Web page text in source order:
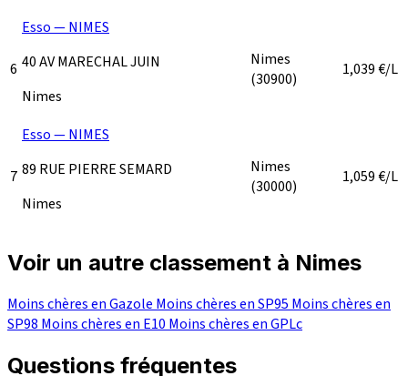
6
Esso — NIMES
40 AV MARECHAL JUIN
Nimes
Nimes
(30900)
1,039€/L
7
Esso — NIMES
89 RUE PIERRE SEMARD
Nimes
Nimes
(30000)
1,059€/L
Voir un autre classement à Nimes
Moins chères en Gazole Moins chères en SP95 Moins chères en
SP98 Moins chères en E10 Moins chères en GPLc
Questions fréquentes